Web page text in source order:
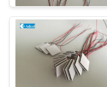
UNS
FABRIK-
AUSFLUG